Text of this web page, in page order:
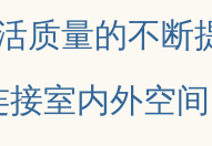
质量的不断
室内外空
边界解析